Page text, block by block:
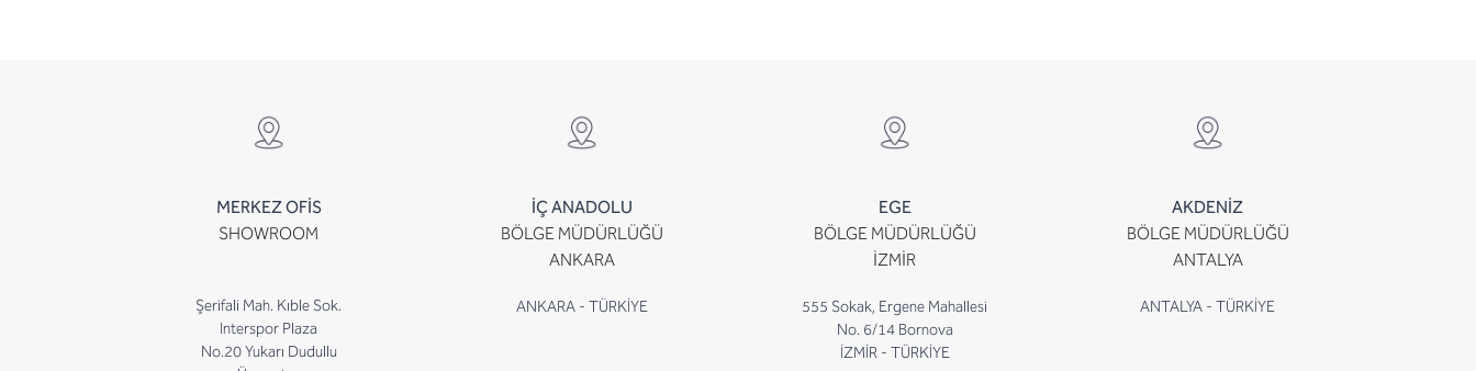
MERKEZ OFİS
SHOWROOM
Şerifali Mah. Kıble Sok.
Interspor Plaza
No.20 Yukarı Dudullu
İÇ ANADOLU
BÖLGE MÜDÜRLÜĞÜ
ANKARA
ANKARA - TÜRKİYE
EGE
BÖLGE MÜDÜRLÜĞÜ
İZMİR
555 Sokak, Ergene Mahallesi
No. 6/14 Bornova
İZMİR - TÜRKİYE
AKDENİZ
BÖLGE MÜDÜRLÜĞÜ
ANTALYA
ANTALYA - TÜRKİYE